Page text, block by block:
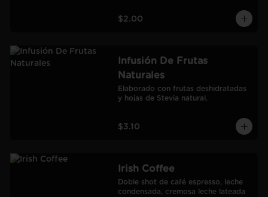
$2.00
Infusión De Frutas
Naturales
Elaborado con frutas deshidratadas
y hojas de Stevia natural.
$3.10
Irish Coffee
Doble shot de café espresso, leche
condensada, cremosa leche lateada